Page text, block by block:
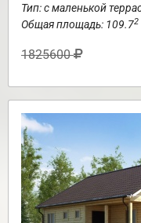
Тип: с маленькой
Общая площадь: 109.72
1825600